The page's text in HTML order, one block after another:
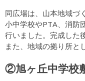
同広場は、山本地域づ
小中学校やPTA、消防
行いました。完成した
また、地域の拠り所と
②旭ヶ丘中学校